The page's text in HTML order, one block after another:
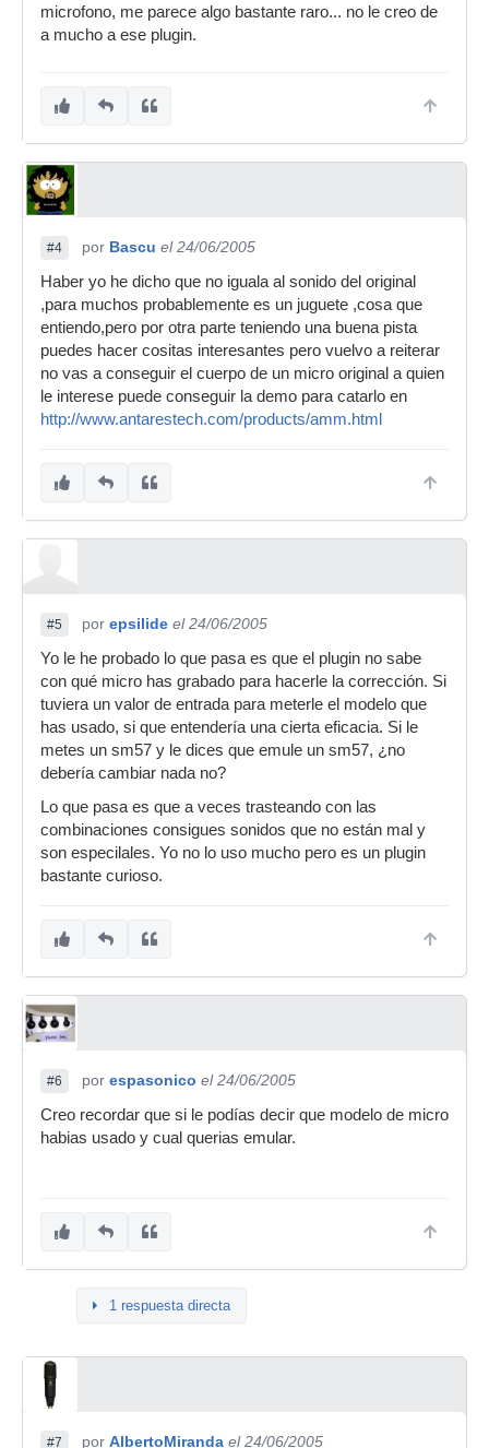
microfono, me parece algo bastante raro... no le creo de
a mucho a ese plugin.
#4 por Bascu el 24/06/2005
Haber yo he dicho que no iguala al sonido del original
,para muchos probablemente es un juguete ,cosa que
entiendo,pero por otra parte teniendo una buena pista
puedes hacer cositas interesantes pero vuelvo a reiterar
no vas a conseguir el cuerpo de un micro original a quien
le interese puede conseguir la demo para catarlo en
http://www.antarestech.com/products/amm.html
#5 por epsilide el 24/06/2005
Yo le he probado lo que pasa es que el plugin no sabe
con qué micro has grabado para hacerle la corrección. Si
tuviera un valor de entrada para meterle el modelo que
has usado, si que entendería una cierta eficacia. Si le
metes un sm57 y le dices que emule un sm57, ¿no
debería cambiar nada no?
Lo que pasa es que a veces trasteando con las
combinaciones consigues sonidos que no están mal y
son especilales. Yo no lo uso mucho pero es un plugin
bastante curioso.
#6 por espasonico el 24/06/2005
Creo recordar que si le podías decir que modelo de micro
habias usado y cual querias emular.
1 respuesta directa
#7 por AlbertoMiranda el 24/06/2005